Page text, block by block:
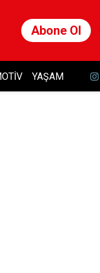
Abone Ol
YAŞAM